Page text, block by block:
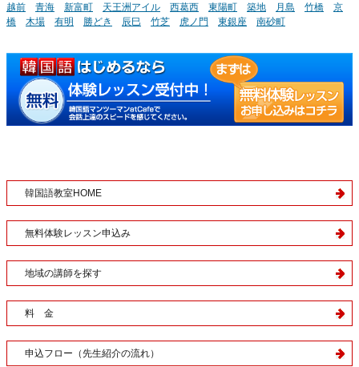
越前
青海 新富町 天王洲アイル 西葛西 東陽町 築地 月島 竹橋
京
橋
木場 有明 勝どき 辰巳 竹芝 虎ノ門 東銀座 南砂町
韓国語教室HOME
無料体験レッスン申込み
地域の講師を探す
料 金
申込フロー（先生紹介の流れ）